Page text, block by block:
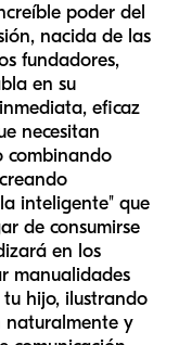
poder del
nacida de las
fundadores,
en su
eficaz
necesitan
combinando
inteligente" que
de consumirse
en los
manualidades
hijo, ilustrando
naturalmente y